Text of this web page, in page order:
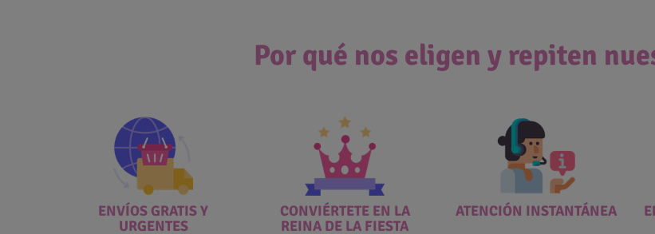
Por qué nos eligen y repiten
ENVÍOS GRATIS Y
URGENTES
CONVIÉRTETE EN LA
REINA DE LA FIESTA
ATENCIÓN INSTANTÁNEA